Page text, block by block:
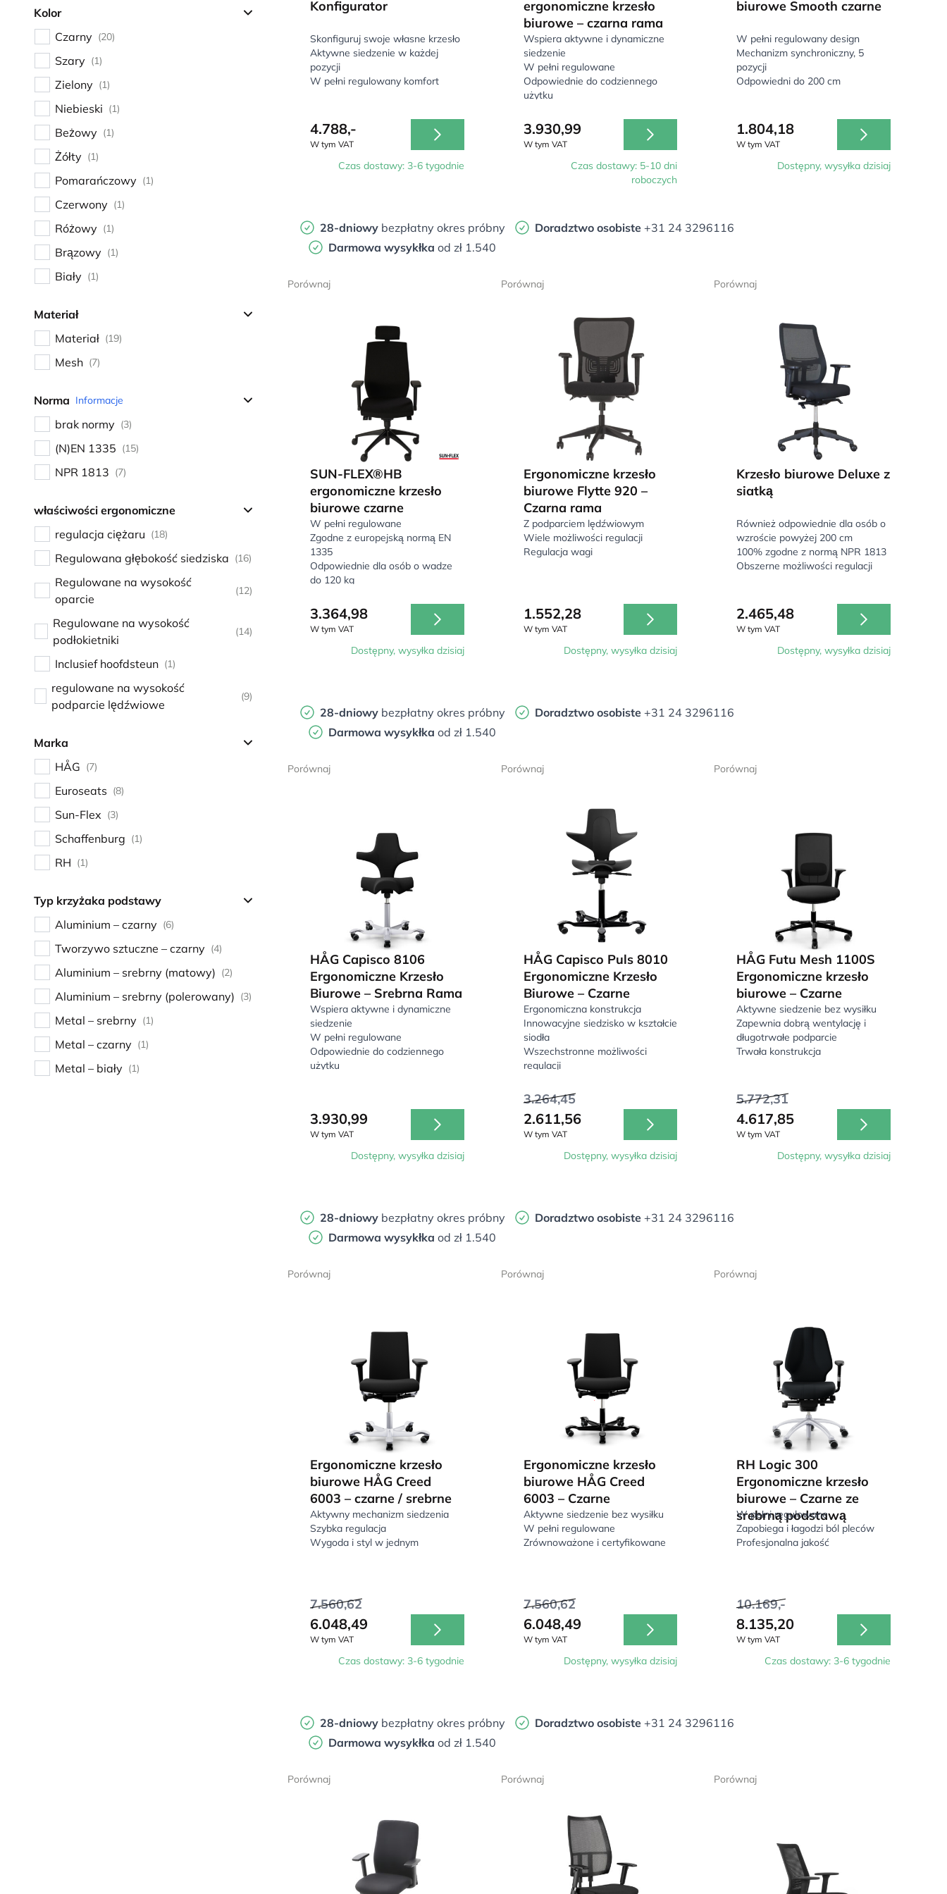
Kolor
Czarny (20)
Szary (1)
Zielony (1)
Niebieski (1)
Beżowy (1)
Żółty (1)
Pomarańczowy (1)
Czerwony (1)
Różowy (1)
Brązowy (1)
Biały (1)
Materiał
Materiał (19)
Mesh (7)
Norma Informacje
brak normy (3)
(N)EN 1335 (15)
NPR 1813 (7)
właściwości ergonomiczne
regulacja ciężaru (18)
Regulowana głębokość siedziska (16)
Regulowane na wysokość
oparcie
(12)
Regulowane na wysokość
podłokietniki
(14)
Inclusief hoofdsteun (1)
regulowane na wysokość
podparcie lędźwiowe
(9)
Marka
HÅG (7)
Euroseats (8)
Sun-Flex (3)
Schaffenburg (1)
RH (1)
Typ krzyżaka podstawy
Aluminium – czarny (6)
Tworzywo sztuczne – czarny (4)
Aluminium – srebrny (matowy) (2)
Aluminium – srebrny (polerowany) (3)
Metal – srebrny (1)
Metal – czarny (1)
Metal – biały (1)
Konfigurator
Skonfiguruj swoje własne krzesło
Aktywne siedzenie w każdej
pozycji
W pełni regulowany komfort
4.788,-
W tym VAT
Czas dostawy: 3-6 tygodnie
ergonomiczne krzesło
biurowe – czarna rama
Wspiera aktywne i dynamiczne
siedzenie
W pełni regulowane
Odpowiednie do codziennego
użytku
3.930,99
W tym VAT
Czas dostawy: 5-10 dni
roboczych
biurowe Smooth czarne
W pełni regulowany design
Mechanizm synchroniczny, 5
pozycji
Odpowiedni do 200 cm
1.804,18
W tym VAT
Dostępny, wysyłka dzisiaj
28-dniowy bezpłatny okres próbny Doradztwo osobiste +31 24 3296116
Darmowa wysykłka od zł 1.540
Porównaj
SUN-FLEX®HB
ergonomiczne krzesło
biurowe czarne
W pełni regulowane
Zgodne z europejską normą EN
1335
Odpowiednie dla osób o wadze
do 120 kg
3.364,98
W tym VAT
Dostępny, wysyłka dzisiaj
Porównaj
Ergonomiczne krzesło
biurowe Flytte 920 –
Czarna rama
Z podparciem lędźwiowym
Wiele możliwości regulacji
Regulacja wagi
1.552,28
W tym VAT
Dostępny, wysyłka dzisiaj
Porównaj
Krzesło biurowe Deluxe z
siatką
Również odpowiednie dla osób o
wzroście powyżej 200 cm
100% zgodne z normą NPR 1813
Obszerne możliwości regulacji
2.465,48
W tym VAT
Dostępny, wysyłka dzisiaj
28-dniowy bezpłatny okres próbny Doradztwo osobiste +31 24 3296116
Darmowa wysykłka od zł 1.540
Porównaj
HÅG Capisco 8106
Ergonomiczne Krzesło
Biurowe – Srebrna Rama
Wspiera aktywne i dynamiczne
siedzenie
W pełni regulowane
Odpowiednie do codziennego
użytku
3.930,99
W tym VAT
Dostępny, wysyłka dzisiaj
Porównaj
HÅG Capisco Puls 8010
Ergonomiczne Krzesło
Biurowe – Czarne
Ergonomiczna konstrukcja
Innowacyjne siedzisko w kształcie
siodła
Wszechstronne możliwości
regulacji
3.264,45
2.611,56
W tym VAT
Dostępny, wysyłka dzisiaj
Porównaj
HÅG Futu Mesh 1100S
Ergonomiczne krzesło
biurowe – Czarne
Aktywne siedzenie bez wysiłku
Zapewnia dobrą wentylację i
długotrwałe podparcie
Trwała konstrukcja
5.772,31
4.617,85
W tym VAT
Dostępny, wysyłka dzisiaj
28-dniowy bezpłatny okres próbny Doradztwo osobiste +31 24 3296116
Darmowa wysykłka od zł 1.540
Porównaj
Ergonomiczne krzesło
biurowe HÅG Creed
6003 – czarne / srebrne
Aktywny mechanizm siedzenia
Szybka regulacja
Wygoda i styl w jednym
7.560,62
6.048,49
W tym VAT
Czas dostawy: 3-6 tygodnie
Porównaj
Ergonomiczne krzesło
biurowe HÅG Creed
6003 – Czarne
Aktywne siedzenie bez wysiłku
W pełni regulowane
Zrównoważone i certyfikowane
7.560,62
6.048,49
W tym VAT
Dostępny, wysyłka dzisiaj
Porównaj
RH Logic 300
Ergonomiczne krzesło
biurowe – Czarne ze
srebrną podstawą
W pełni regulowane
Zapobiega i łagodzi ból pleców
Profesjonalna jakość
10.169,-
8.135,20
W tym VAT
Czas dostawy: 3-6 tygodnie
28-dniowy bezpłatny okres próbny Doradztwo osobiste +31 24 3296116
Darmowa wysykłka od zł 1.540
Porównaj Porównaj Porównaj